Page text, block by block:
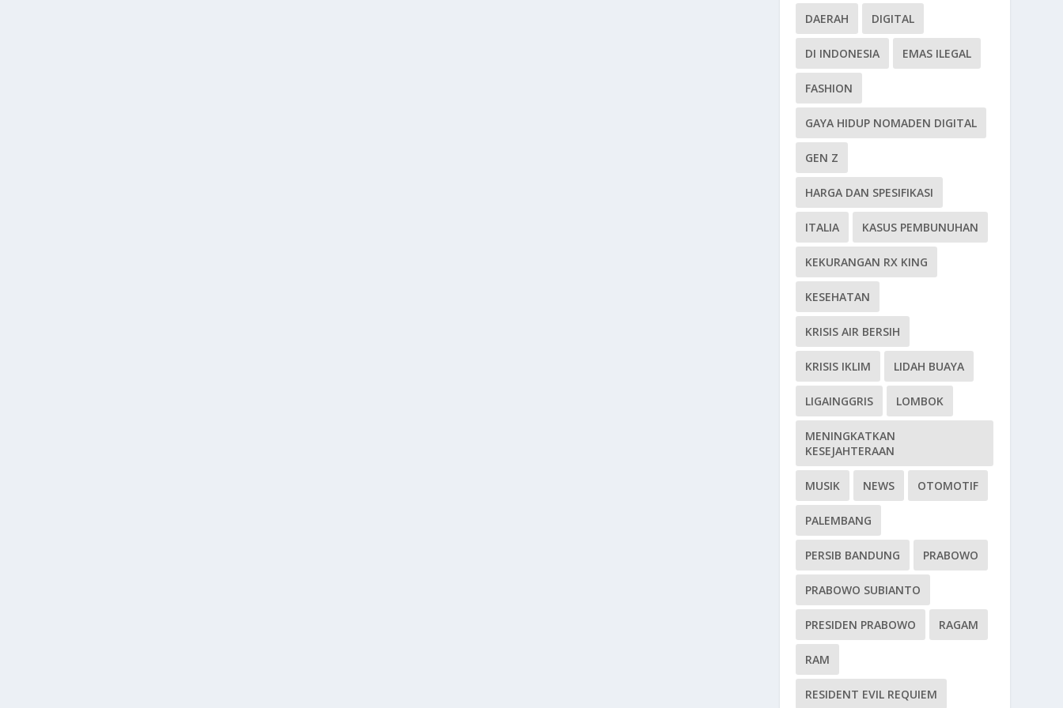
DAERAH DIGITAL
DI INDONESIA EMAS ILEGAL
FASHION
GAYA HIDUP NOMADEN DIGITAL
GEN Z
HARGA DAN SPESIFIKASI
ITALIA KASUS PEMBUNUHAN
KEKURANGAN RX KING
KESEHATAN
KRISIS AIR BERSIH
KRISIS IKLIM LIDAH BUAYA
LIGAINGGRIS LOMBOK
MENINGKATKAN
KESEJAHTERAAN
MUSIK NEWS OTOMOTIF
PALEMBANG
PERSIB BANDUNG PRABOWO
PRABOWO SUBIANTO
PRESIDEN PRABOWO RAGAM
RAM
RESIDENT EVIL REQUIEM